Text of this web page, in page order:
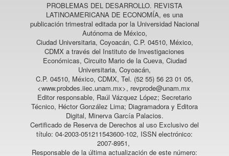
PROBLEMAS DEL DESARROLLO. REVISTA
LATINOAMERICANA DE ECONOMÍA, es una
publicación trimestral editada por la Universidad Nacional
Autónoma de México,
Ciudad Universitaria, Coyoacán, C.P. 04510, México,
CDMX a través del Instituto de Investigaciones
Económicas, Circuito Mario de la Cueva, Ciudad
Universitaria, Coyoacán,
C.P. 04510, México, CDMX, Tel. (52 55) 56 23 01 05,
<www.probdes.iiec.unam.mx>, revprode@unam.mx
Editor responsable, Raúl Vázquez López; Secretario
Técnico, Héctor González Lima; Diagramadora y Editora
Digital, Minerva García Palacios.
Certificado de Reserva de Derechos al uso Exclusivo del
título: 04-2003-051211543600-102, ISSN electrónico:
2007-8951,
Responsable de la última actualización de este número: